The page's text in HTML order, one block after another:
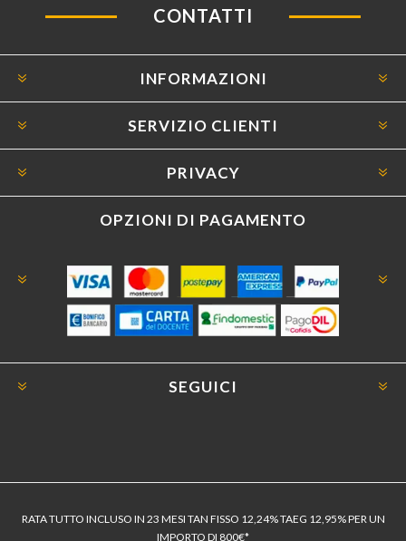
CONTATTI
INFORMAZIONI
SERVIZIO CLIENTI
PRIVACY
OPZIONI DI PAGAMENTO
SEGUICI
RATA TUTTO INCLUSO IN 23 MESI TAN FISSO 12,24% TAEG 12,95% PER UN
IMPORTO DI 800€*